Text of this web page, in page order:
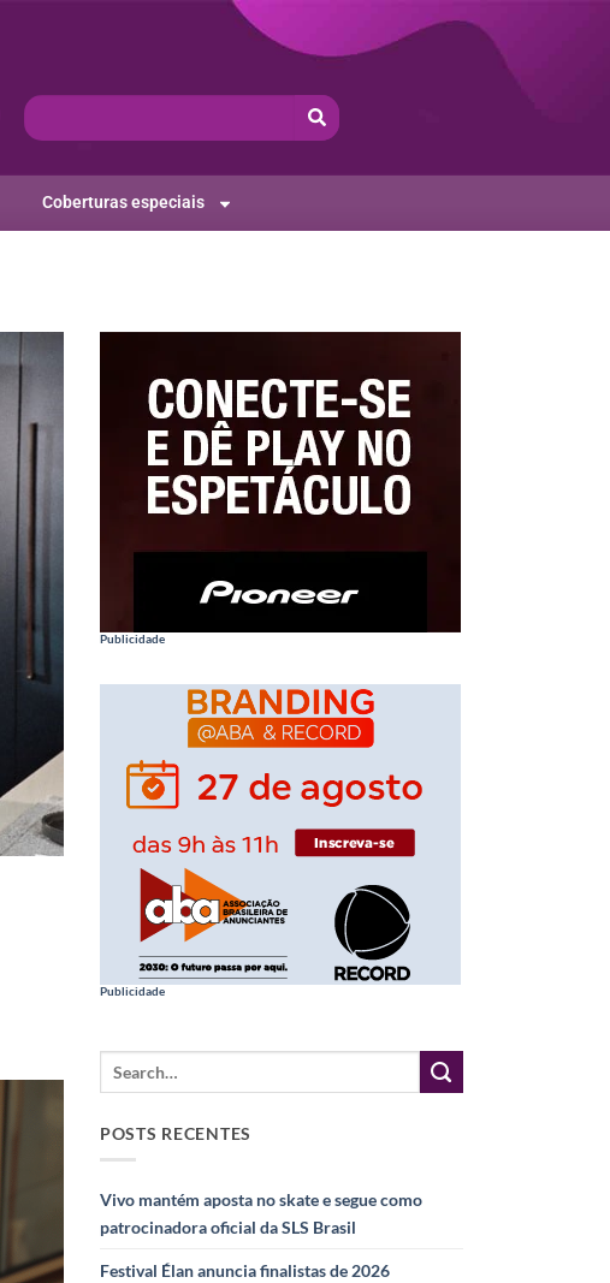
Coberturas especiais
Publicidade
Publicidade
POSTS RECENTES
Vivo mantém aposta no skate e segue como
patrocinadora oficial da SLS Brasil
Festival Élan anuncia finalistas de 2026